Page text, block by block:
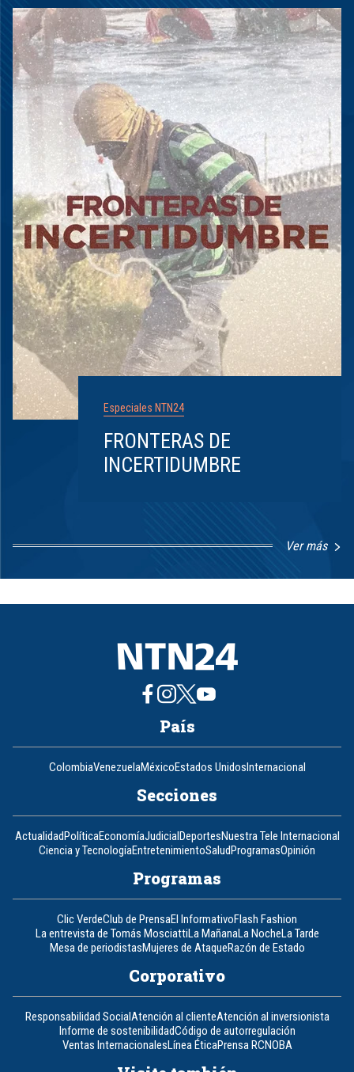
Especiales NTN24
FRONTERAS DE
INCERTIDUMBRE
Ver más
8
País
ColombiaVenezuelaMéxicoEstados UnidosInternacional
Secciones
ActualidadPolíticaEconomíaJudicialDeportesNuestra Tele Internacional
Ciencia y TecnologíaEntretenimientoSaludProgramasOpinión
Programas
Clic VerdeClub de PrensaEl InformativoFlash Fashion
La entrevista de Tomás MosciattiLa MañanaLa NocheLa Tarde
Mesa de periodistasMujeres de AtaqueRazón de Estado
Corporativo
Responsabilidad SocialAtención al clienteAtención al inversionista
Informe de sostenibilidadCódigo de autorregulación
Ventas InternacionalesLínea ÉticaPrensa RCNOBA